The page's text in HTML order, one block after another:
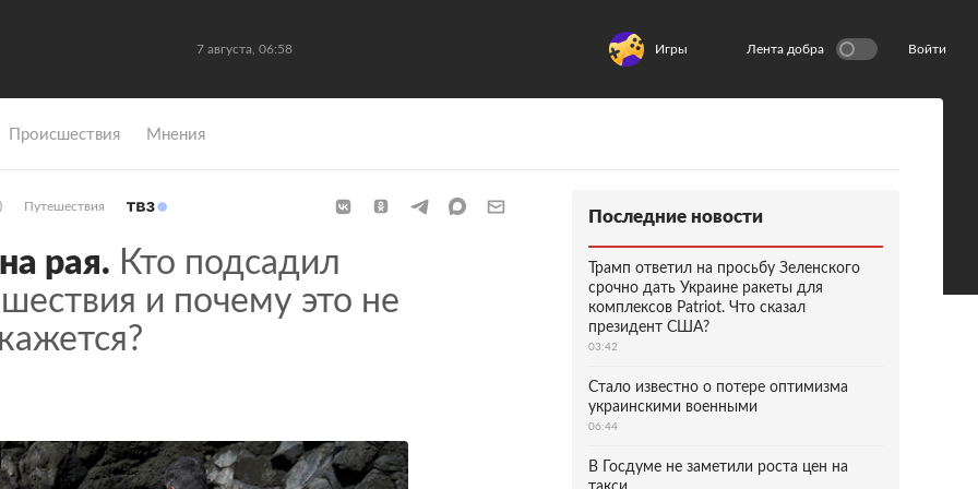
7 августа, 06:58 Игры Лента добра Войти
Происшествия Мнения
Путешествия
рая. Кто подсадил
и почему это не
Последние новости
Трамп ответил на просьбу Зеленского
срочно дать Украине ракеты для
комплексов Patriot. Что сказал
президент США?
03:42
Стало известно о потере оптимизма
украинскими военными
06:44
В Госдуме не заметили роста цен на